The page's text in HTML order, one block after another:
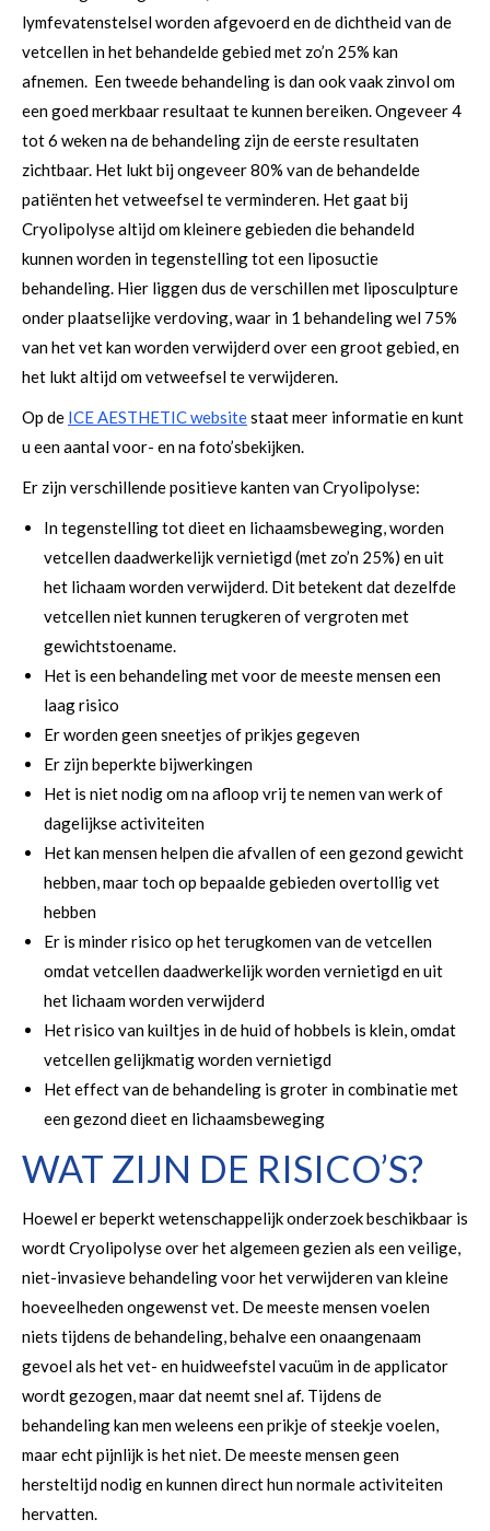
lymfevatenstelsel worden afgevoerd en de dichtheid van de
vetcellen in het behandelde gebied met zo’n 25% kan
afnemen. Een tweede behandeling is dan ook vaak zinvol om
een goed merkbaar resultaat te kunnen bereiken. Ongeveer 4
tot 6 weken na de behandeling zijn de eerste resultaten
zichtbaar. Het lukt bij ongeveer 80% van de behandelde
patiënten het vetweefsel te verminderen. Het gaat bij
Cryolipolyse altijd om kleinere gebieden die behandeld
kunnen worden in tegenstelling tot een liposuctie
behandeling. Hier liggen dus de verschillen met liposculpture
onder plaatselijke verdoving, waar in 1 behandeling wel 75%
van het vet kan worden verwijderd over een groot gebied, en
het lukt altijd om vetweefsel te verwijderen.
Op de ICE AESTHETIC websitestaat meer informatie en kunt
u een aantal voor- en na foto’sbekijken.
Er zijn verschillende positieve kanten van Cryolipolyse:
In tegenstelling tot dieet en lichaamsbeweging, worden
vetcellen daadwerkelijk vernietigd (met zo’n 25%) en uit
het lichaam worden verwijderd. Dit betekent dat dezelfde
vetcellen niet kunnen terugkeren of vergroten met
gewichtstoename.
Het is een behandeling met voor de meeste mensen een
laag risico
Er worden geen sneetjes of prikjes gegeven
Er zijn beperkte bijwerkingen
Het is niet nodig om na afloop vrij te nemen van werk of
dagelijkse activiteiten
Het kan mensen helpen die afvallen of een gezond gewicht
hebben, maar toch op bepaalde gebieden overtollig vet
hebben
Er is minder risico op het terugkomen van de vetcellen
omdat vetcellen daadwerkelijk worden vernietigd en uit
het lichaam worden verwijderd
Het risico van kuiltjes in de huid of hobbels is klein, omdat
vetcellen gelijkmatig worden vernietigd
Het effect van de behandeling is groter in combinatie met
een gezond dieet en lichaamsbeweging
WAT ZIJN DE RISICO’S?
Hoewel er beperkt wetenschappelijk onderzoek beschikbaar is
wordt Cryolipolyse over het algemeen gezien als een veilige,
niet-invasieve behandeling voor het verwijderen van kleine
hoeveelheden ongewenst vet. De meeste mensen voelen
niets tijdens de behandeling, behalve een onaangenaam
gevoel als het vet- en huidweefstel vacuüm in de applicator
wordt gezogen, maar dat neemt snel af. Tijdens de
behandeling kan men weleens een prikje of steekje voelen,
maar echt pijnlijk is het niet. De meeste mensen geen
hersteltijd nodig en kunnen direct hun normale activiteiten
hervatten.